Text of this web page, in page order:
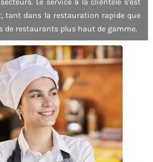
tant dans la restauration rapide que
de restaurants plus haut de gamme.